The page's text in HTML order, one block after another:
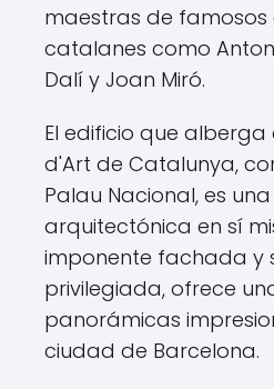
maestras de famosos
catalanes como
Dalí y Joan Miró.
El edificio que alberga
d'Art de Catalunya,
Palau Nacional, es
arquitectónica en sí
imponente fachada y
privilegiada, ofrece
panorámicas
ciudad de Barcelona.